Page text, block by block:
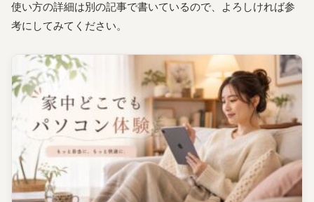
使い方の詳細は別の記事で書いているので、よろしければ参
考にしてみてください。